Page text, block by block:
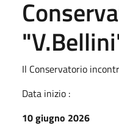
Il Conservatorio
Data inizio :
10 giugno 2026